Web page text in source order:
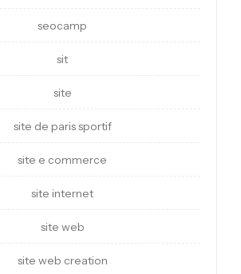
seocamp
sit
site
site de paris sportif
site e commerce
site internet
site web
site web creation